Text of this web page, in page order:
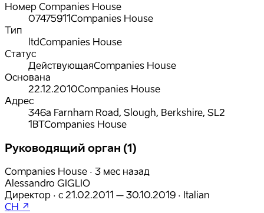
Номер Companies House
07475911Companies House
Тип
ltdCompanies House
Статус
ДействующаяCompanies House
Основана
22.12.2010Companies House
Адрес
346a Farnham Road, Slough, Berkshire, SL2
1BTCompanies House
Руководящий орган (1)
Companies House · 3 мес назад
Alessandro GIGLIO
Директор · с 21.02.2011 – 30.10.2019 · Italian
CH ↗